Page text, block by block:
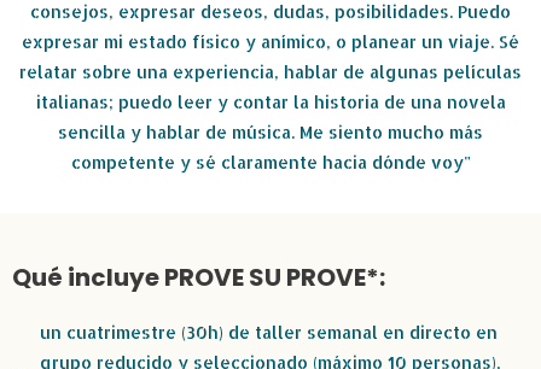
consejos, expresar deseos, dudas, posibilidades. Puedo
expresar mi estado físico y anímico, o planear un viaje. Sé
relatar sobre una experiencia, hablar de algunas películas
italianas; puedo leer y contar la historia de una novela
sencilla y hablar de música. Me siento mucho más
competente y sé claramente hacia dónde voy"
Qué incluye PROVE SU PROVE*:
un cuatrimestre (30h) de taller semanal en directo en
grupo reducido y seleccionado (máximo 10 personas),